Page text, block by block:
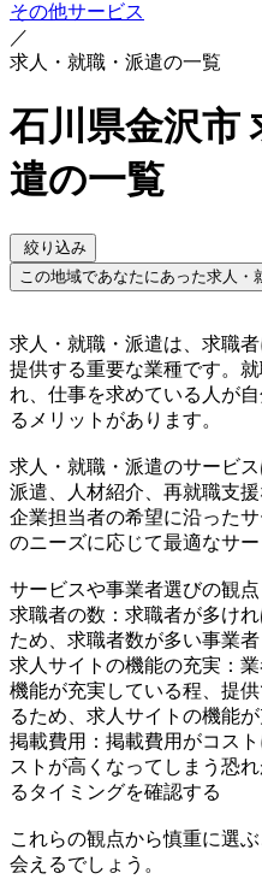
その他サービス
／
求人・就職・派遣の一覧
石川県金沢市
遣の一覧
絞り込み
この地域であなたにあった求人・
求人・就職・派遣は、求職
提供する重要な業種です。
れ、仕事を求めている人が
るメリットがあります。
求人・就職・派遣のサービ
派遣、人材紹介、再就職支
企業担当者の希望に沿った
のニーズに応じて最適なサー
サービスや事業者選びの観点
求職者の数：求職者が多け
ため、求職者数が多い事業
求人サイトの機能の充実：
機能が充実している程、提
るため、求人サイトの機能
掲載費用：掲載費用がコス
ストが高くなってしまう恐
るタイミングを確認する
これらの観点から慎重に選
会えるでしょう。